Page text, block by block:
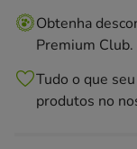
Obtenha
Premium Club.
Tudo o que
produtos no